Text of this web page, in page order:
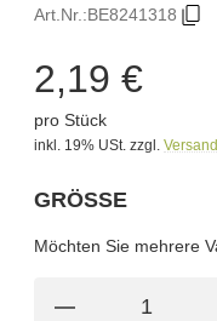
Art.Nr.:BE8241318
2,19 €
pro Stück
inkl. 19% USt. zzgl. Versand
GRÖSSE
Möchten Sie mehrere